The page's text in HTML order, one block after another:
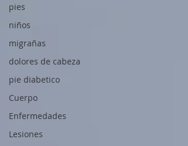
pies
niños
migrañas
dolores de cabeza
pie diabetico
Cuerpo
Enfermedades
Lesiones